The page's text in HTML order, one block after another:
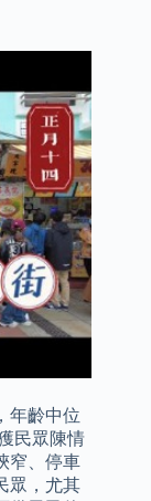
年齡中位
民眾陳情
窄、停車
眾，尤其